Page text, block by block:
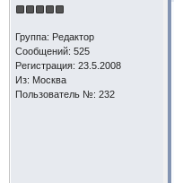
Группа: Редактор
Сообщений: 525
Регистрация: 23.5.2008
Из: Москва
Пользователь №: 232